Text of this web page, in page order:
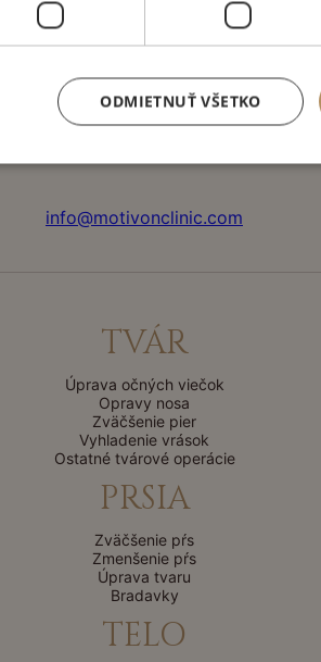
+421 904 355 553
info@motivonclinic.com
TVÁR
Úprava očných viečok
Opravy nosa
Zväčšenie pier
Vyhladenie vrások
Ostatné tvárové operácie
PRSIA
Zväčšenie pŕs
Zmenšenie pŕs
Úprava tvaru
Bradavky
TELO
ODMIETNUŤ VŠETKO